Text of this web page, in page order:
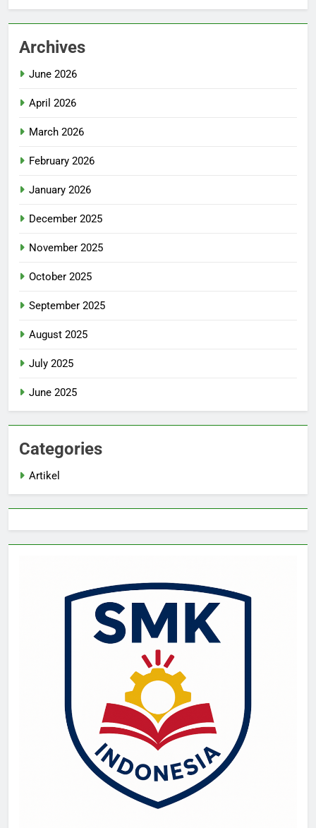
Archives
June 2026
April 2026
March 2026
February 2026
January 2026
December 2025
November 2025
October 2025
September 2025
August 2025
July 2025
June 2025
Categories
Artikel